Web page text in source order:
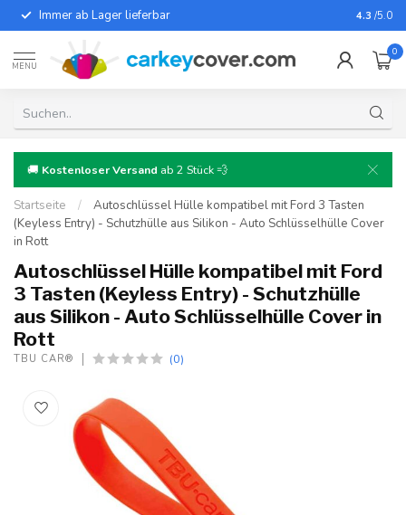
Immer ab Lager lieferbar Für fast
4.3 /5.0
MENU
0
🚚 Kostenloser Versand ab 2 Stück 💨
Startseite /
Autoschlüssel Hülle kompatibel mit Ford 3 Tasten
(Keyless Entry) - Schutzhülle aus Silikon - Auto Schlüsselhülle Cover
in Rott
Autoschlüssel Hülle kompatibel mit Ford
3 Tasten (Keyless Entry) - Schutzhülle
aus Silikon - Auto Schlüsselhülle Cover in
Rott
TBU CAR® (0)